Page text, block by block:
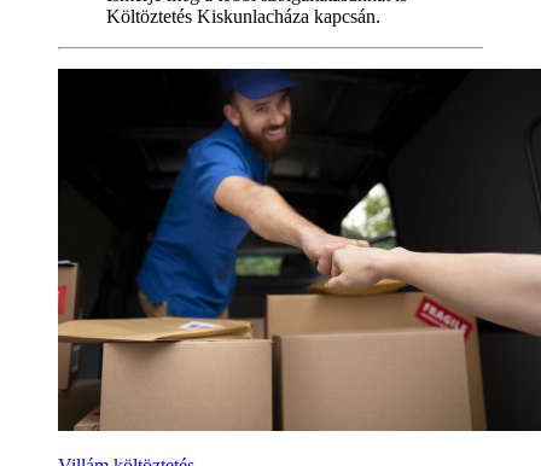
Költöztetés Kiskunlacháza kapcsán.